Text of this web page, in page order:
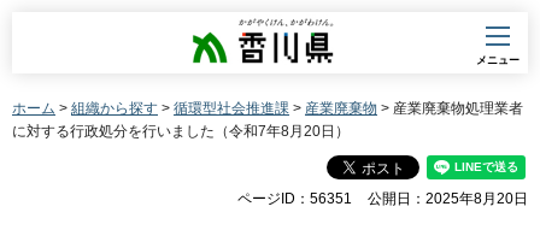
香川県
メニュー
ホーム > 組織から探す > 循環型社会推進課 > 産業廃棄物 > 産業廃棄物処理業者
に対する行政処分を行いました（令和7年8月20日）
ページID：56351 公開日：2025年8月20日